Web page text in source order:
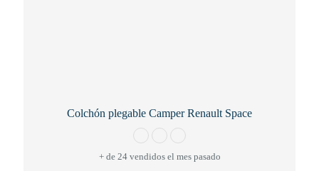
Colchón plegable Camper Renault Space
+ de 24 vendidos el mes pasado